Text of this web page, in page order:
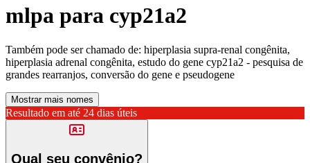
mlpa para cyp21a2
Também pode ser chamado de: hiperplasia supra-renal congênita,
hiperplasia adrenal congênita, estudo do gene cyp21a2 - pesquisa de
grandes rearranjos, conversão do gene e pseudogene
Mostrar mais nomes
Resultado em até 24 dias úteis
Qual seu convênio?